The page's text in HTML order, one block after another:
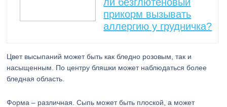
прикорм вызывать
аллергию у грудничка?
Цвет высыпаний может быть как бледно розовым, так и
насыщенным. По центру бляшки может наблюдаться более
бледная область.
Форма – различная. Сыпь может быть плоской, а может